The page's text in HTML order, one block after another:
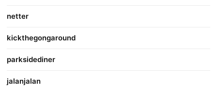
netter
kickthegongaround
parksidediner
jalanjalan